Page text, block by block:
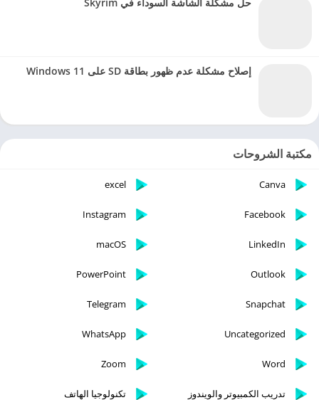
إصلاح مشكلة عدم ظهور بطاقة SD على Windows 11
مكتبة الشروحات
Canva
excel
Facebook
Instagram
LinkedIn
macOS
Outlook
PowerPoint
Snapchat
Telegram
Uncategorized
WhatsApp
Word
Zoom
تدريب الكمبيوتر والويندوز تكنولوجيا الهاتف